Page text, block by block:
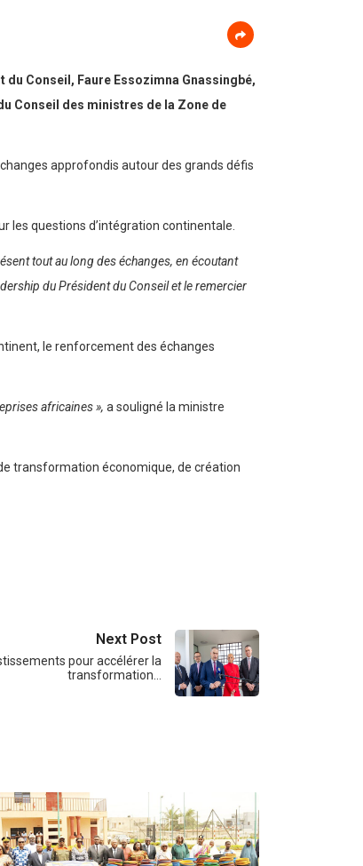
Conseil, Faure Essozimna Gnassingbé,
Conseil des ministres de la Zone de
approfondis autour des grands défis
les questions d’intégration continentale.
tout au long des échanges, en écoutant
du Président du Conseil et le remercier
le renforcement des échanges
africaines », a souligné la ministre
transformation économique, de création
Next Post
pour accélérer la
transformation…